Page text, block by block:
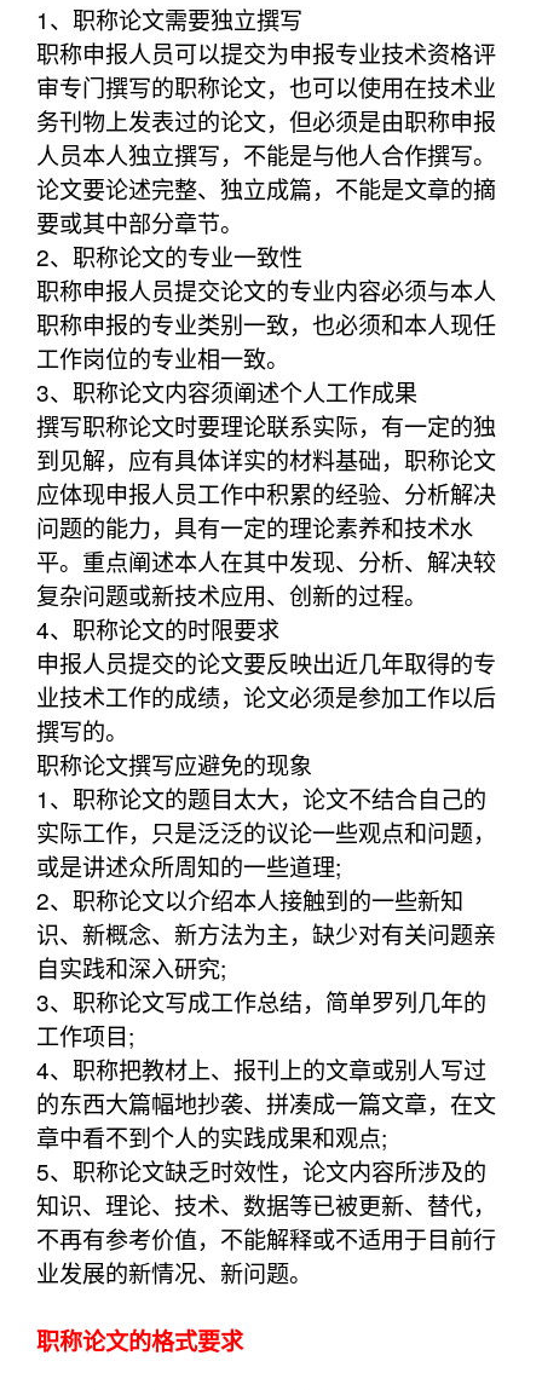
1、职称论文需要独立撰写
职称申报人员可以提交为申报专业技术资格评
审专门撰写的职称论文，也可以使用在技术业
务刊物上发表过的论文，但必须是由职称申报
人员本人独立撰写，不能是与他人合作撰写。
论文要论述完整、独立成篇，不能是文章的摘
要或其中部分章节。
2、职称论文的专业一致性
职称申报人员提交论文的专业内容必须与本人
职称申报的专业类别一致，也必须和本人现任
工作岗位的专业相一致。
3、职称论文内容须阐述个人工作成果
撰写职称论文时要理论联系实际，有一定的独
到见解，应有具体详实的材料基础，职称论文
应体现申报人员工作中积累的经验、分析解决
问题的能力，具有一定的理论素养和技术水
平。重点阐述本人在其中发现、分析、解决较
复杂问题或新技术应用、创新的过程。
4、职称论文的时限要求
申报人员提交的论文要反映出近几年取得的专
业技术工作的成绩，论文必须是参加工作以后
撰写的。
职称论文撰写应避免的现象
1、职称论文的题目太大，论文不结合自己的
实际工作，只是泛泛的议论一些观点和问题，
或是讲述众所周知的一些道理;
2、职称论文以介绍本人接触到的一些新知
识、新概念、新方法为主，缺少对有关问题亲
自实践和深入研究;
3、职称论文写成工作总结，简单罗列几年的
工作项目;
4、职称把教材上、报刊上的文章或别人写过
的东西大篇幅地抄袭、拼凑成一篇文章，在文
章中看不到个人的实践成果和观点;
5、职称论文缺乏时效性，论文内容所涉及的
知识、理论、技术、数据等已被更新、替代，
不再有参考价值，不能解释或不适用于目前行
业发展的新情况、新问题。
职称论文的格式要求